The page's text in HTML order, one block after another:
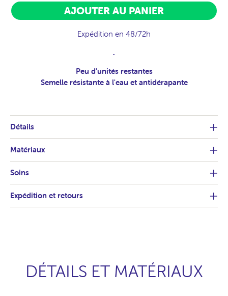
AJOUTER AU PANIER
Expédition en 48/72h
.
Peu d'unités restantes
Semelle résistante à l'eau et antidérapante
Détails
Matériaux
Soins
Expédition et retours
DÉTAILS ET MATÉRIAUX